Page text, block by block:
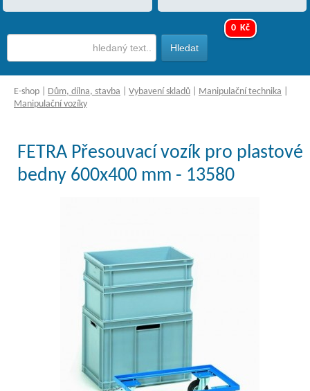
0 Kč
E-shop Dům, dílna, stavba Vybavení skladů Manipulační technika
Manipulační vozíky
FETRA Přesouvací vozík pro plastové
bedny 600x400 mm - 13580